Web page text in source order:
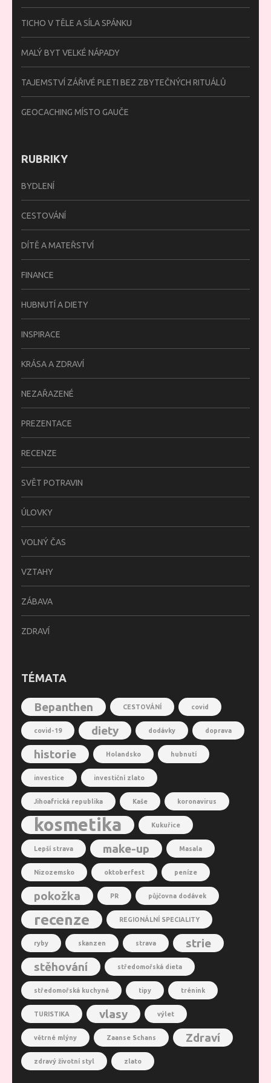
TICHO V TĚLE A SÍLA SPÁNKU
MALÝ BYT VELKÉ NÁPADY
TAJEMSTVÍ ZÁŘIVÉ PLETI BEZ ZBYTEČNÝCH RITUÁLŮ
GEOCACHING MÍSTO GAUČE
RUBRIKY
BYDLENÍ
CESTOVÁNÍ
DÍTĚ A MATEŘSTVÍ
FINANCE
HUBNUTÍ A DIETY
INSPIRACE
KRÁSA A ZDRAVÍ
NEZAŘAZENÉ
PREZENTACE
RECENZE
SVĚT POTRAVIN
ÚLOVKY
VOLNÝ ČAS
VZTAHY
ZÁBAVA
ZDRAVÍ
TÉMATA
Bepanthen CESTOVÁNÍ covid
covid-19 diety dodávky doprava
historie Holandsko hubnutí
investice investiční zlato
Jihoafrická republika Kaše koronavirus
kosmetika Kukuřice
Lepší strava make-up Masala
Nizozemsko oktoberfest peníze
pokožka PR půjčovna dodávek
recenze REGIONÁLNÍ SPECIALITY
ryby skanzen strava
strie
stěhování
středomořská dieta
středomořská kuchyně tipy trénink
TURISTIKA vlasy výlet
větrné mlýny Zaanse Schans Zdraví
zdravý životní styl zlato